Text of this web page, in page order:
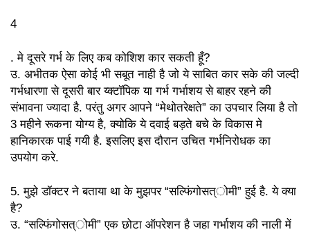
Polish Portuguese
Romanian Russian
Slovak Swedish
Turkish Urdu
Welsh Zulu
4
. मे दूसरे गर्भ के लिए कब कोशिश कार सकती हूँ?
उ. अभीतक ऐसा कोई भी सबूत नाही है जो ये साबित कार सके की जल्दी
गर्भधारणा से दूसरी बार य्क्टॉपिक या गर्भ गर्भाशय से बाहर रहने की
संभावना ज्यादा है. परंतु अगर आपने “मेथोतरेक्षते” का उपचार लिया है तो
3 महीने रूकना योग्य है, क्योकि ये दवाई बड़ते बचे के विकास मे
हानिकारक पाई गयी है. इसलिए इस दौरान उचित गर्भनिरोधक का
उपयोग करे.
5. मुझे डॉक्टर ने बताया था के मुझपर “सल्फिंगोसत्ोमी” हुई है. ये क्या
है?
उ. “सल्फिंगोसत्ोमी” एक छोटा ऑपरेशन है जहा गर्भाशय की नाली में